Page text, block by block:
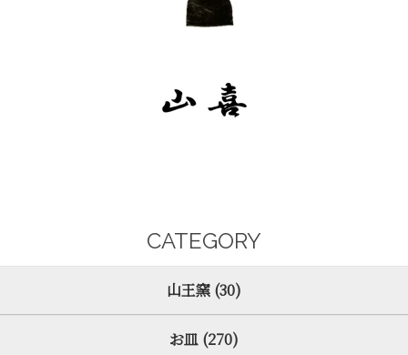
CATEGORY
山王窯 (30)
お皿 (270)